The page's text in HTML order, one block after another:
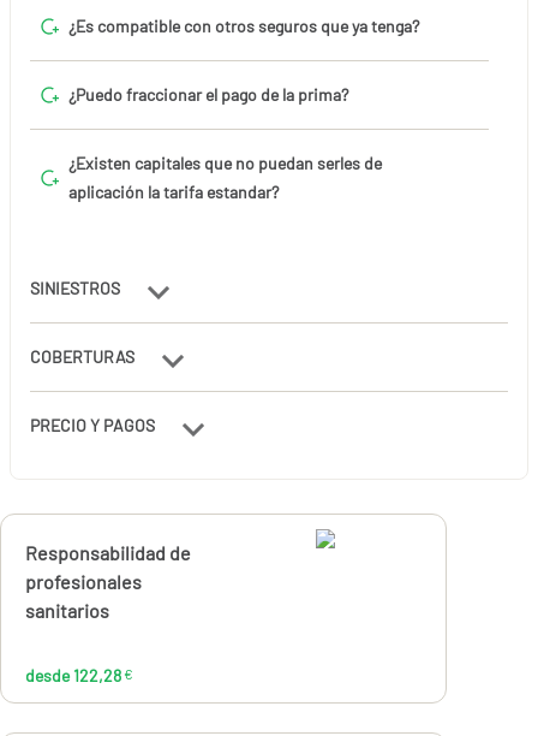
¿Es compatible con otros seguros que ya tenga?
¿Puedo fraccionar el pago de la prima?
¿Existen capitales que no puedan serles de
aplicación la tarifa estandar?
SINIESTROS
COBERTURAS
PRECIO Y PAGOS
Calcúlalo ahora
Responsabilidad de
profesionales
sanitarios
desde 122,28 €